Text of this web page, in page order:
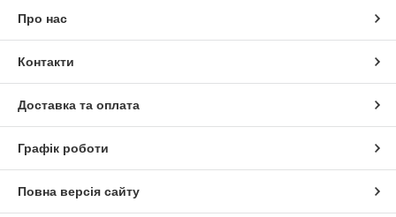
Про нас
Контакти
Доставка та оплата
Графік роботи
Повна версія сайту